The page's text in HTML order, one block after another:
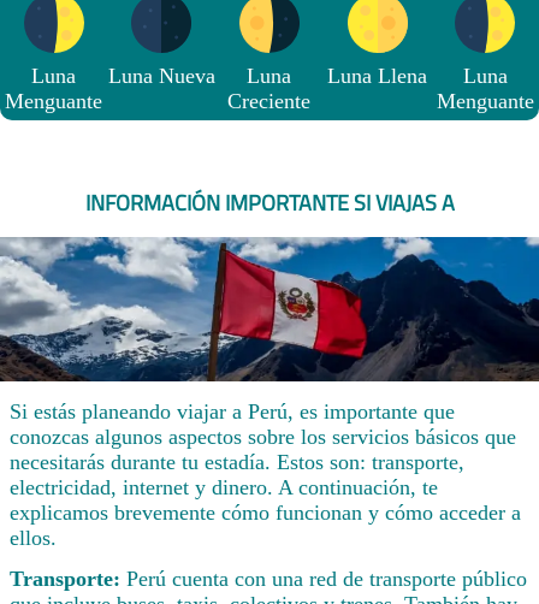
Luna
Menguante
Luna Nueva
Luna
Creciente
Luna Llena
Luna
Menguante
INFORMACIÓN IMPORTANTE SI VIAJAS A
Si estás planeando viajar a Perú, es importante que
conozcas algunos aspectos sobre los servicios básicos que
necesitarás durante tu estadía. Estos son: transporte,
electricidad, internet y dinero. A continuación, te
explicamos brevemente cómo funcionan y cómo acceder a
ellos.
Transporte: Perú cuenta con una red de transporte público